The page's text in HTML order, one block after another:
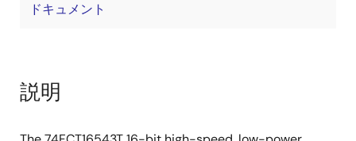
ドキュメント
説明